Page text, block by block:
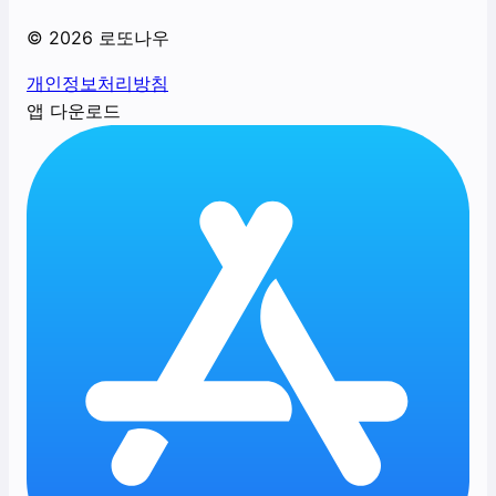
© 2026 로또나우
개인정보처리방침
앱 다운로드